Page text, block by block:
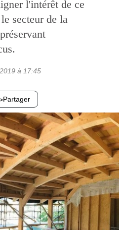
l'intérêt de ce
secteur de la
à 17:45
Partager